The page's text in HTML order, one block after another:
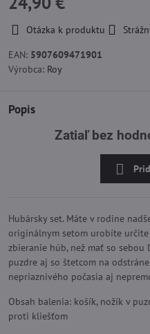
Otázka k produktu
EAN: 5907609471901
Výrobca: Roy
Popis
Zatiaľ bez
Hubársky set. Máte v rodine
originálnym setom urobíte
zbieranie húb, než mať so sebou
puzdre aj so štetcom na
nepriaznivého počasia aj
Obsah balenia: košík, nožík v
proti kliešťom